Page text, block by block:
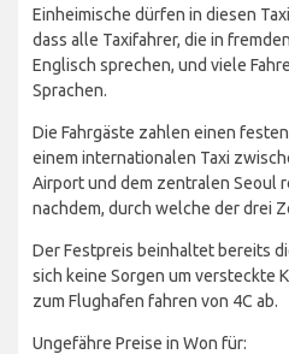
Einheimische dürfen in diesen
dass alle Taxifahrer, die in
Englisch sprechen, und viele
Sprachen.
Die Fahrgäste zahlen einen
einem internationalen Taxi
Airport und dem zentralen Seoul
nachdem, durch welche der drei
Der Festpreis beinhaltet bereits
sich keine Sorgen um versteckte
zum Flughafen fahren von 4C ab.
Ungefähre Preise in Won für: